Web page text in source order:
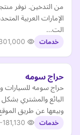
الإمارات العربية
الت…
خدمات
حراج سومه
حراج سومه للسيارات
البائع والمشتري
وبيعها عن طريق
خدمات